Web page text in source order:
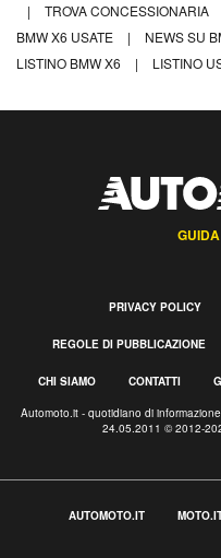
|
TROVA CONCESSIONARIA
BMW X6 USATE
| NEWS SU
LISTINO BMW X6
| LISTINO
PRIVACY POLICY
REGOLE DI PUBBLICAZIONE
CHI SIAMO CONTATTI
Automoto.it - quotidiano di
24.05.2011 © 2012-
AUTOMOTO.IT